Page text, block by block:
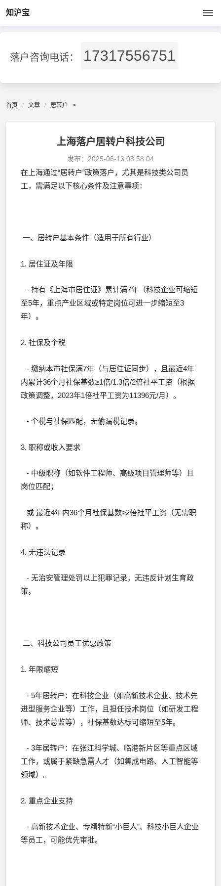
知沪宝
落户咨询电话： 17317556751
首页 文章 居转户 >
上海落户居转户科技公司
发布： 2025-06-13 08:58:04
在上海通过“居转户”政策落户，尤其是科技类公司员
工，需满足以下核心条件及注意事项：
一、居转户基本条件（适用于所有行业）
1. 居住证及年限
- 持有《上海市居住证》累计满7年（科技企业可缩短
至5年，重点产业区域或特定岗位可进一步缩短至3
年）。
2. 社保及个税
- 缴纳本市社保满7年（与居住证同步），且最近4年
内累计36个月社保基数≥1倍/1.3倍/2倍社平工资（根据
政策调整，2023年1倍社平工资为11396元/月）。
- 个税与社保匹配，无偷漏税记录。
3. 职称或收入要求
- 中级职称（如软件工程师、高级项目管理师等）且
岗位匹配；
或 最近4年内36个月社保基数≥2倍社平工资（无需职
称）。
4. 无违法记录
- 无治安管理处罚以上犯罪记录，无违反计划生育政
策。
二、科技公司员工优惠政策
1. 年限缩短
- 5年居转户：在科技企业（如高新技术企业、技术先
进型服务企业等）工作，且担任技术岗位（如研发工程
师、技术总监等），社保基数达标可缩短至5年。
- 3年居转户：在张江科学城、临港新片区等重点区域
工作，或属于紧缺急需人才（如集成电路、人工智能等
领域）。
2. 重点企业支持
- 高新技术企业、专精特新“小巨人”、科技小巨人企业
等员工，可能优先审批。